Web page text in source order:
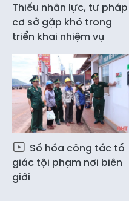
Thiếu nhân lực, tư pháp
cơ sở gặp khó trong
triển khai nhiệm vụ
Số hóa công tác tố
giác tội phạm nơi biên
giới